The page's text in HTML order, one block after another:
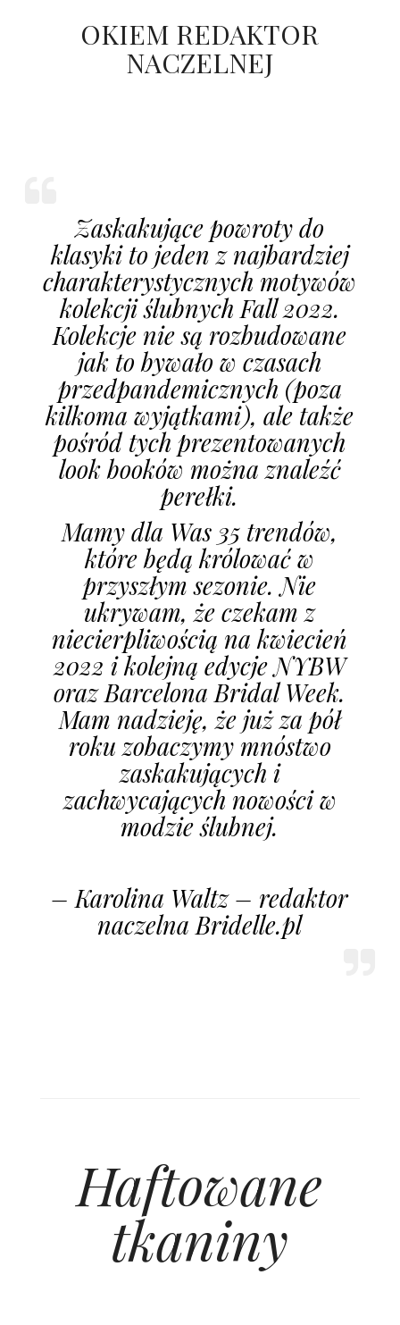
OKIEM REDAKTOR
NACZELNEJ
Zaskakujące powroty do
klasyki to jeden z najbardziej
charakterystycznych motywów
kolekcji ślubnych Fall 2022.
Kolekcje nie są rozbudowane
jak to bywało w czasach
przedpandemicznych (poza
kilkoma wyjątkami), ale także
pośród tych prezentowanych
look booków można znaleźć
perełki.
Mamy dla Was 35 trendów,
które będą królować w
przyszłym sezonie. Nie
ukrywam, że czekam z
niecierpliwością na kwiecień
2022 i kolejną edycje NYBW
oraz Barcelona Bridal Week.
Mam nadzieję, że już za pół
roku zobaczymy mnóstwo
zaskakujących i
zachwycających nowości w
modzie ślubnej.
– Karolina Waltz – redaktor
naczelna Bridelle.pl
Haftowane
tkaniny